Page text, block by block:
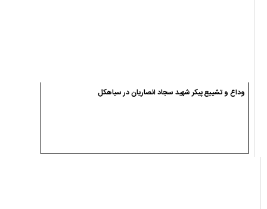
وداع و تشییع پیکر شهید سجاد انصاریان در سیاهکل